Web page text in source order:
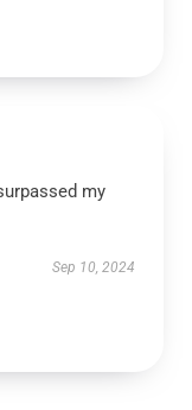
my
Sep 10, 2024